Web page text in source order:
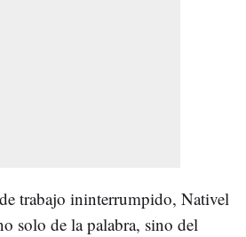
trabajo ininterrumpido, Nativel
solo de la palabra, sino del